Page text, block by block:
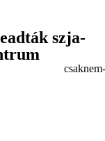
szja-